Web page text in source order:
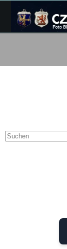
Inhalt
springen